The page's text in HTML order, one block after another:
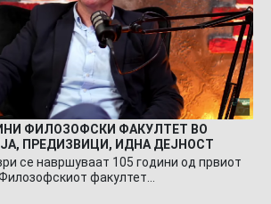
ФИЛОЗОФСКИ ФАКУЛТЕТ ВО
ПРЕДИЗВИЦИ, ИДНА ДЕЈНОСТ
се навршуваат 105 години од првиот
факултет…